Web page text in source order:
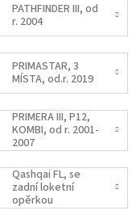
PATHFINDER III, od
r. 2004
PRIMASTAR, 3
MÍSTA, od.r. 2019
PRIMERA III, P12,
KOMBI, od r. 2001-
2007
Qashqai FL, se
zadní loketní
opěrkou